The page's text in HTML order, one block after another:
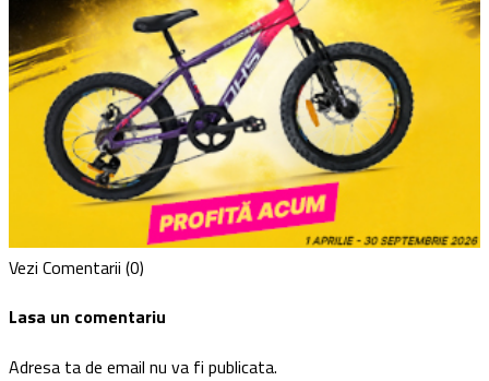
Vezi Comentarii (0)
Lasa un comentariu
Adresa ta de email nu va fi publicata.